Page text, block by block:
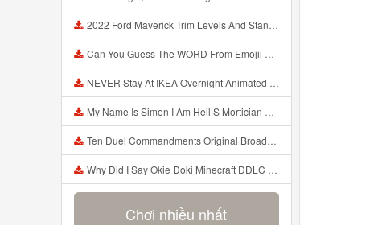
2022 Ford Maverick Trim Levels And Standard Features Explained Mp3
Can You Guess The WORD From Emojii COMPOUND WORD EMOJII CHALLENGE 90 PEOPLE FAIL Guess Mp3
NEVER Stay At IKEA Overnight Animated SCP 3008 Horror Story Mp3
My Name Is Simon I Am Hell S Mortician And I Am Going To Kill God Creepypasta Mp3
Ten Duel Commandments Original Broadway Cast Of Hamilton Lyrics Mp3
Why Did I Say Okie Doki Minecraft DDLC Animated Music Video Song By The Stupendium Mp3
Chơi nhiều nhất